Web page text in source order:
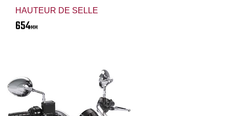
HAUTEUR DE SELLE
654MM